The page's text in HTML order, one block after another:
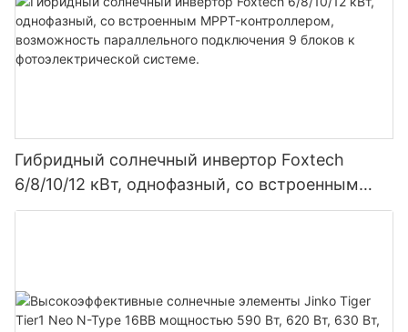
Гибридный солнечный инвертор Foxtech
6/8/10/12 кВт, однофазный, со встроенным
MPPT-контроллером, возможность